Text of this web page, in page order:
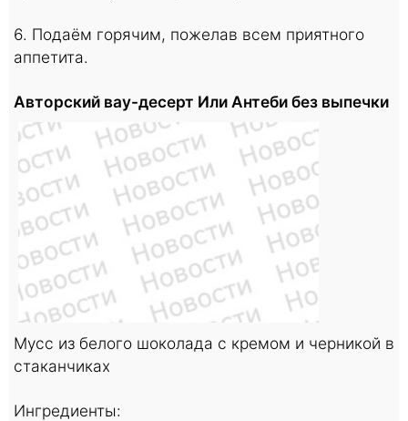
6. Подаём горячим, пожелав всем приятного
аппетита.
Авторский вау-десерт Или Антеби без выпечки
Мусс из белого шоколада с кремом и черникой в
стаканчиках
Ингредиенты: